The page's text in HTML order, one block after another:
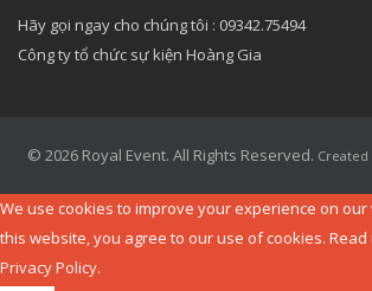
Hãy gọi ngay cho chúng tôi : 09342.75494
Công ty tổ chức sự kiện Hoàng Gia
© 2026 Royal Event. All Rights Reserved. Created
We use cookies to improve your experience on
this website, you agree to our use of cookies.
Privacy Policy.